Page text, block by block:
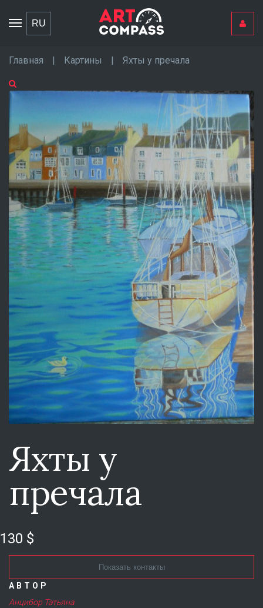
Toggle
navigation
RU
Главная | Картины | Яхты у пречала
Яхты у
пречала
130 $
Показать контакты
АВТОР
Анцибор Татьяна